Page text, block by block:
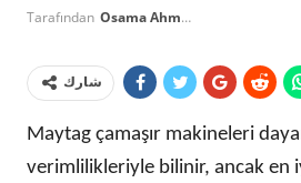
Tarafından Osama Ahmed
شارك
Maytag çamaşır makineleri
verimlilikleriyle bilinir, ancak en